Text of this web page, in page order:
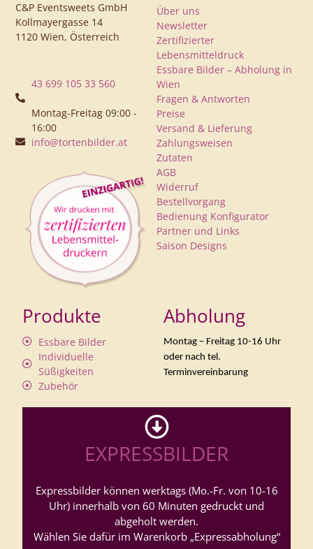
C&P Eventsweets GmbH
Kollmayergasse 14
1120 Wien, Österreich
43 699 105 33 560
Montag-Freitag 09:00 -
16:00
info@tortenbilder.at
Über uns
Newsletter
Zertifizierter
Lebensmitteldruck
Essbare Bilder – Abholung in
Wien
Fragen & Antworten
Preise
Versand & Lieferung
Zahlungsweisen
Zutaten
AGB
Widerruf
Bestellvorgang
Bedienung Konfigurator
Partner und Links
Saison Designs
Produkte
Essbare Bilder
Individuelle
Süßigkeiten
Zubehör
Abholung
Montag – Freitag 10-16 Uhr
oder nach tel.
Terminvereinbarung
EXPRESSBILDER
Expressbilder können werktags (Mo.-Fr. von 10-16
Uhr) innerhalb von 60 Minuten gedruckt und
abgeholt werden.
Wählen Sie dafür im Warenkorb „Expressabholung“